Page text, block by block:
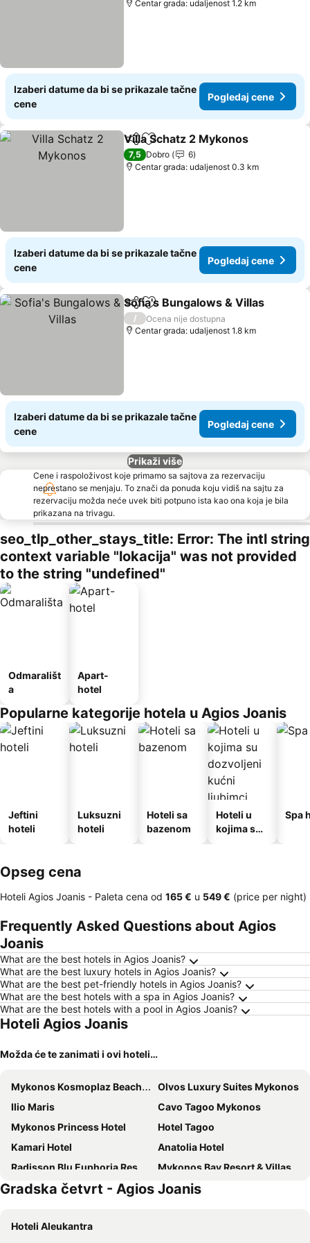
Centar grada: udaljenost 1.2 km
Izaberi datume da bi se prikazale tačne
cene
Pogledaj cene
Deli Dodati u favorite
Villa Schatz 2 Mykonos
7,5 Dobro
6
Centar grada: udaljenost 0.3 km
Izaberi datume da bi se prikazale tačne
cene
Pogledaj cene
Deli Dodati u favorite
Sofia's Bungalows & Villas
/
Ocena nije dostupna
Centar grada: udaljenost 1.8 km
Izaberi datume da bi se prikazale tačne
cene
Pogledaj cene
Prikaži više
Cene i raspoloživost koje primamo sa sajtova za rezervaciju
neprestano se menjaju. To znači da ponuda koju vidiš na sajtu za
rezervaciju možda neće uvek biti potpuno ista kao ona koja je bila
prikazana na trivagu.
seo_tlp_other_stays_title: Error: The intl string
context variable "lokacija" was not provided
to the string "undefined"
Odmarališt
a
Apart-
hotel
Popularne kategorije hotela u Agios Joanis
Jeftini
hoteli
Luksuzni
hoteli
Hoteli sa
bazenom
Hoteli u
kojima su
Spa
Opseg cena
Hoteli Agios Joanis - Paleta cena od ‎165 € u ‎549 € (price per night)
Frequently Asked Questions about Agios
Joanis
What are the best hotels in Agios Joanis?
What are the best luxury hotels in Agios Joanis?
What are the best pet-friendly hotels in Agios Joanis?
What are the best hotels with a spa in Agios Joanis?
What are the best hotels with a pool in Agios Joanis?
Hoteli Agios Joanis
Možda će te zanimati i ovi hoteli…
Mykonos Kosmoplaz Beach Resort Hotel
Olvos Luxury Suites Mykonos
Ilio Maris
Cavo Tagoo Mykonos
Mykonos Princess Hotel
Hotel Tagoo
Kamari Hotel
Anatolia Hotel
Radisson Blu Euphoria Resort, Mykonos
Mykonos Bay Resort & Villas
Rocabella Mykonos Hotel
Cyclades Blue
Penelope Village
Gradska četvrt - Agios Joanis
Hoteli Aleukantra